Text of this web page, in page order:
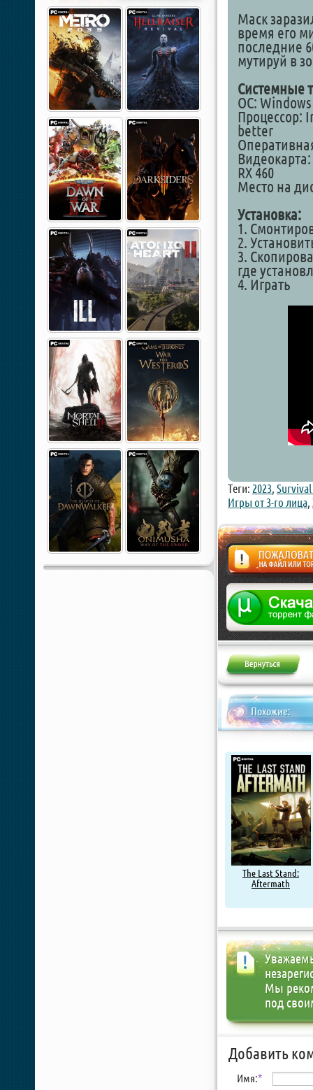
Маск
время его
последние
мутируй в
Системные
ОС:
Процессор:
better
RX 460
Место на
Установка:
1.
2.
3.
где
4. Играть
Теги: 2023,
Игры от 3-го лица,
Жалоба
Похожие:
The Last Stand:
Aftermath
Мы
под
Добавить
Имя:*